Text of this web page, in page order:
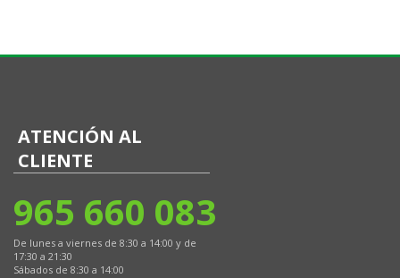
ATENCIÓN AL
CLIENTE
965 660 083
De lunes a viernes de 8:30 a 14:00 y de
17:30 a 21:30
Sábados de 8:30 a 14:00